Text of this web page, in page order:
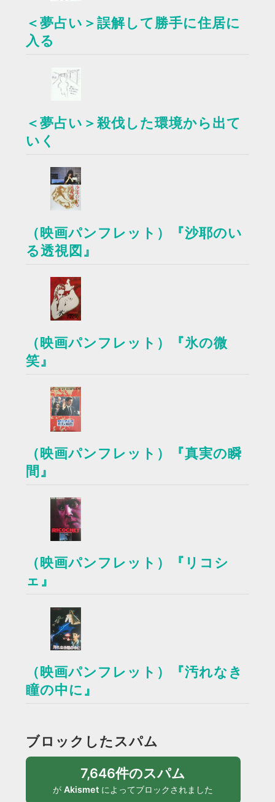
＜夢占い＞誤解して勝手に住居に
入る
＜夢占い＞殺伐した環境から出て
いく
（映画パンフレット）『沙耶のい
る透視図』
（映画パンフレット）『氷の微
笑』
（映画パンフレット）『真実の瞬
間』
（映画パンフレット）『リコシ
ェ』
（映画パンフレット）『汚れなき
瞳の中に』
ブロックしたスパム
7,646件のスパム
がAkismet によってブロックされました